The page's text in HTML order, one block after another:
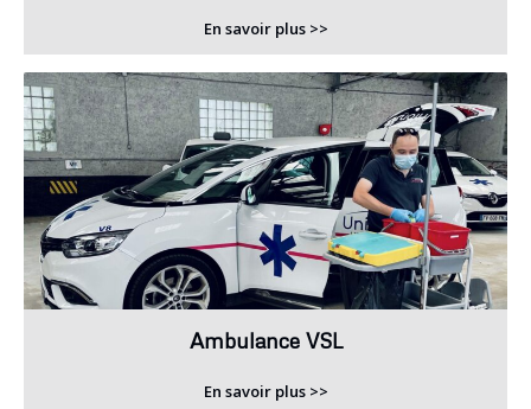
En savoir plus >>
Ambulance VSL
En savoir plus >>